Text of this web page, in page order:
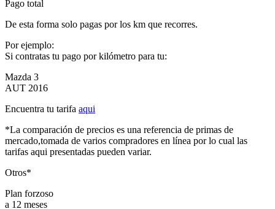
Pago total
De esta forma solo pagas por los km que recorres.
Por ejemplo:
Si contratas tu pago por kilómetro para tu:
Mazda 3
AUT 2016
Encuentra tu tarifa aqui
*La comparación de precios es una referencia de primas de
mercado,tomada de varios compradores en línea por lo cual las
tarifas aqui presentadas pueden variar.
Otros*
Plan forzoso
a 12 meses